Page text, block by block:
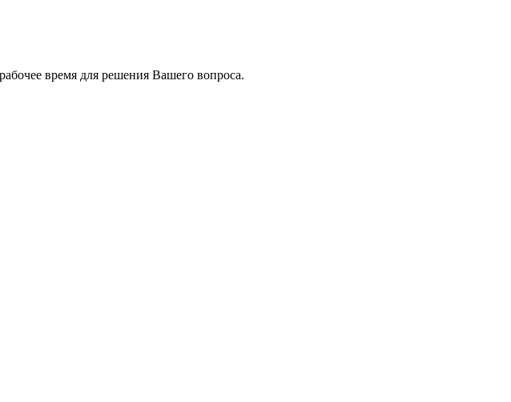
время для решения Вашего вопроса.